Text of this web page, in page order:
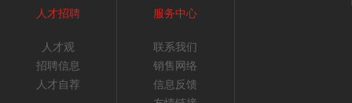
人才招聘
人才观
招聘信息
人才自荐
服务中心
联系我们
销售网络
信息反馈